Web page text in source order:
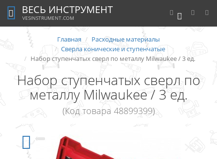
0
ВЕСЬ ИНСТРУМЕНТ
VESINSTRUMENT.COM
Главная
Расходные материалы
Сверла конические и ступенчатые
Набор ступенчатых сверл по металлу Milwaukee / 3 ед.
Набор ступенчатых сверл по
металлу Milwaukee / 3 ед.
(Код товара 48899399)